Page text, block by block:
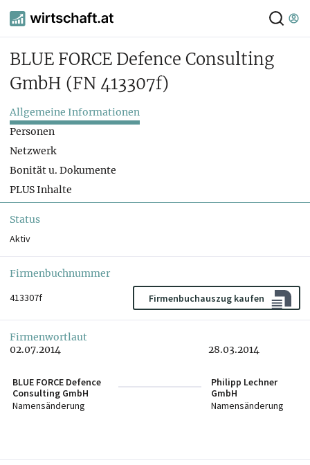
BLUE FORCE Defence Consulting
GmbH (FN 413307f)
Allgemeine Informationen
Personen
Netzwerk
Bonität u. Dokumente
PLUS Inhalte
Status
Aktiv
Firmenbuchnummer
413307f
Firmenbuchauszug kaufen
Firmenwortlaut
02.07.2014
BLUE FORCE Defence
Consulting GmbH
Namensänderung
28.03.2014
Philipp Lechner
GmbH
Namensänderung